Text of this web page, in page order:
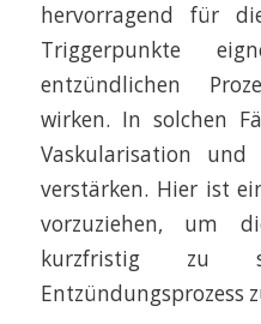
hervorragend für
Triggerpunkte
entzündlichen
wirken. In solchen
Vaskularisation
verstärken. Hier ist
vorzuziehen, um
kurzfristig zu
Entzündungsprozess